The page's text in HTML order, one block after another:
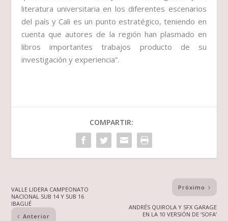
literatura universitaria en los diferentes escenarios
del país y Cali es un punto estratégico, teniendo en
cuenta que autores de la región han plasmado en
libros importantes trabajos producto de su
investigación y experiencia”.
COMPARTIR:
VALLE LIDERA CAMPEONATO
NACIONAL SUB 14 Y SUB 16
IBAGUÉ
Anterior
Próximo
ANDRÉS QUIROLA Y SFX GARAGE
EN LA 10 VERSIÓN DE ‘SOFA’